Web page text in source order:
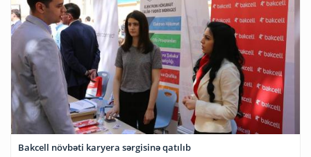
Bakcell növbəti karyera sərgisinə qatılıb